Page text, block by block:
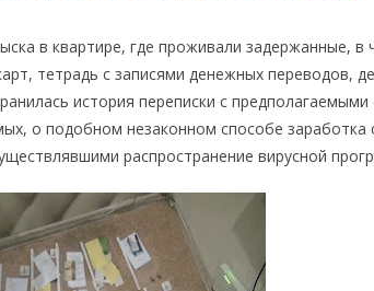
в квартире, где проживали задержанные, в
тетрадь с записями денежных переводов,
история переписки с
о подобном незаконном способе
распространение вирусной